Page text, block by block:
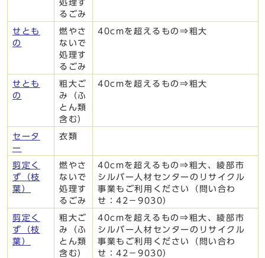
処理す
るごみ
せとも
の
燃やさ
ないで
処理す
るごみ
40cmを超えるもの⇒粗大
せとも
の
粗大ご
み（ふ
とん類
含む）
40cmを超えるもの⇒粗大
セータ
ー
衣類
剪定く
ず（枝
葉）
燃やさ
ないで
処理す
るごみ
40cmを超えるもの⇒粗大、綾部市
シルバー人材センターのリサイクル
事業もご利用ください（問い合わ
せ：42－9030）
剪定く
ず（枝
葉）
粗大ご
み（ふ
とん類
含む）
40cmを超えるもの⇒粗大、綾部市
シルバー人材センターのリサイクル
事業もご利用ください（問い合わ
せ：42－9030）